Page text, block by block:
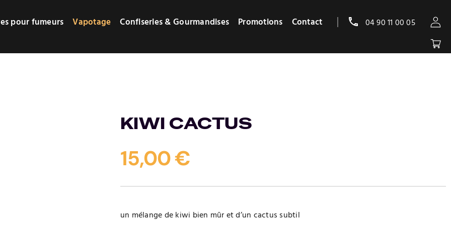
pour fumeurs Vapotage Confiseries & Gourmandises Promotions Contact 04 90 11 00 05
KIWI CACTUS
15,00€
un mélange de kiwi bien mûr et d’un cactus subtil